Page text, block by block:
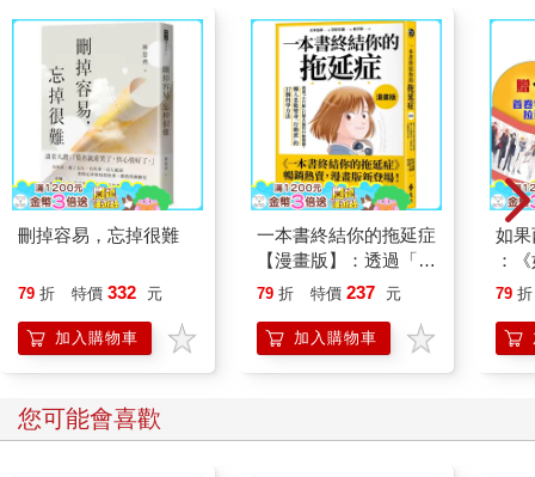
刪掉容易，忘掉很難
79 折 特價 332 元
加入購物車
一本書終結你的拖延症
【漫畫版】：透過「小
行動」打開大腦的行動
「行動派」的37個科
學方法
79 折 特價 237 元
加入購物車
如
：
喵
79 折
您可能會喜歡